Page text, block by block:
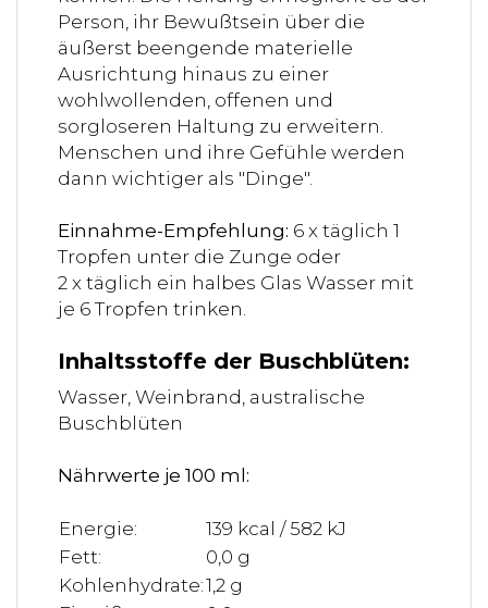
Person, ihr Bewußtsein über die
äußerst beengende materielle
Ausrichtung hinaus zu einer
wohlwollenden, offenen und
sorgloseren Haltung zu erweitern.
Menschen und ihre Gefühle werden
dann wichtiger als "Dinge".
Einnahme-Empfehlung: 6 x täglich 1
Tropfen unter die Zunge oder
2 x täglich ein halbes Glas Wasser mit
je 6 Tropfen trinken.
Inhaltsstoffe der Buschblüten:
Wasser, Weinbrand, australische
Buschblüten
Nährwerte je 100 ml:
Energie:
139 kcal / 582 kJ
Fett:
0,0 g
Kohlenhydrate:1,2 g